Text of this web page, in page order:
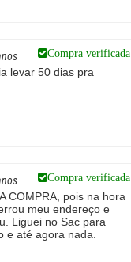
Compra verificada
levar 50 dias pra
Compra verificada
COMPRA, pois na hora
meu endereço e
Liguei no Sac para
e até agora nada.